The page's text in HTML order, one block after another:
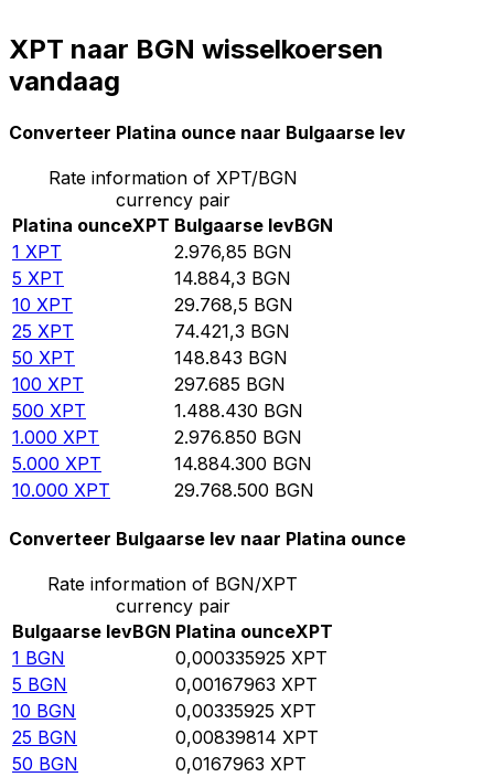
XPT naar BGN wisselkoersen
vandaag
Converteer Platina ounce naar Bulgaarse lev
Rate information of XPT/BGN
currency pair
Platina ounceXPT Bulgaarse levBGN
1 XPT 2.976,85 BGN
5 XPT 14.884,3 BGN
10 XPT 29.768,5 BGN
25 XPT 74.421,3 BGN
50 XPT 148.843 BGN
100 XPT 297.685 BGN
500 XPT 1.488.430 BGN
1.000 XPT 2.976.850 BGN
5.000 XPT 14.884.300 BGN
10.000 XPT 29.768.500 BGN
Converteer Bulgaarse lev naar Platina ounce
Rate information of BGN/XPT
currency pair
Bulgaarse levBGN Platina ounceXPT
1 BGN 0,000335925 XPT
5 BGN 0,00167963 XPT
10 BGN 0,00335925 XPT
25 BGN 0,00839814 XPT
50 BGN 0,0167963 XPT